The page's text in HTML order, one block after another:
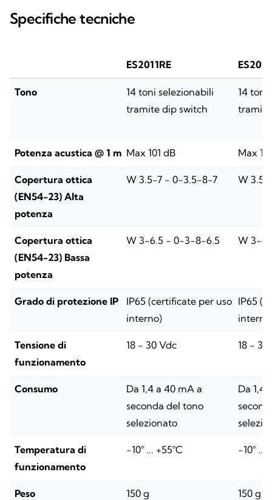
Specifiche tecniche
ES2011RE
Tono
14 toni selezionabili
tramite dip switch
14 toni
Potenza acustica @ 1 m Max 101 dB Max
Copertura ottica
(EN54-23) Alta
potenza
W 3.5-7 - 0-3.5-8-7 W
Copertura ottica
(EN54-23) Bassa
potenza
W 3-6.5 - 0-3-8-6.5 W 3-
Grado di protezione IP
IP65 (certificate per uso
interno)
IP65
Tensione di
funzionamento
18 - 30 Vdc 18 - 30
Consumo
Da 1,4 a 40 mA a
seconda del tono
selezionato
Da 1,4
Temperatura di
funzionamento
-10° ... +55°C -10° ...
Peso 150 g 150 g